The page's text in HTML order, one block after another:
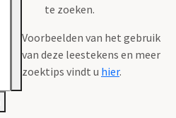
te zoeken.
Voorbeelden van het gebruik
van deze leestekens en meer
zoektips vindt u hier.